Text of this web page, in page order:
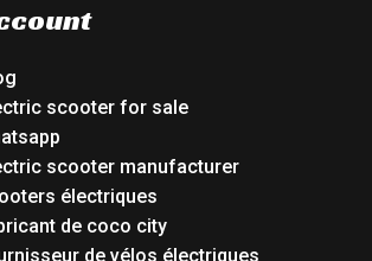
scooter for sale
scooter manufacturer
électriques
de coco city
de vélos électriques